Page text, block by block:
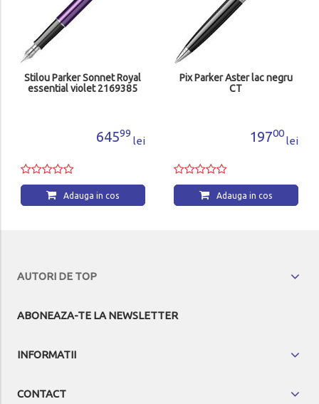
Stilou Parker Sonnet Royal
essential violet 2169385
64599
lei
Adauga in cos
Pix Parker Aster lac negru
CT
19700
lei
Adauga in cos
AUTORI DE TOP
ABONEAZA-TE LA NEWSLETTER
INFORMATII
CONTACT